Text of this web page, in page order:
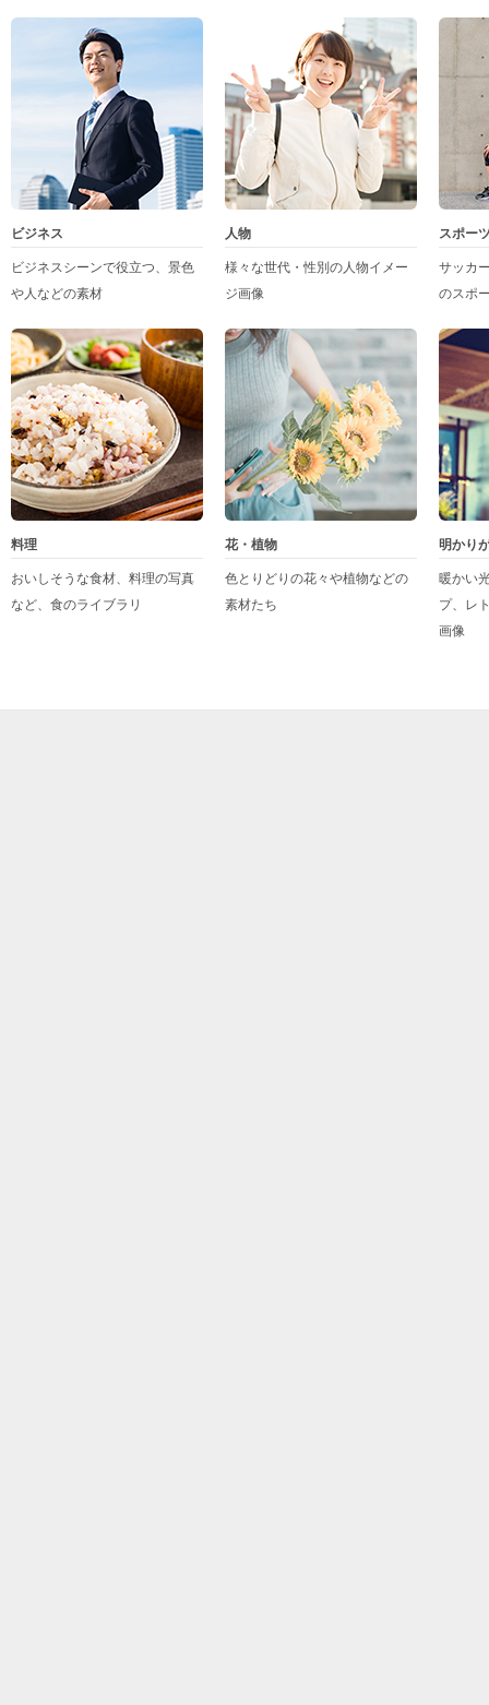
ビジネス
ビジネスシーンで役立つ、景色
や人などの素材
人物
様々な世代・性別の人物イメー
ジ画像
スポー
サッカ
のスポ
料理
おいしそうな食材、料理の写真
など、食のライブラリ
花・植物
色とりどりの花々や植物などの
素材たち
明かり
暖かい
プ、レ
画像